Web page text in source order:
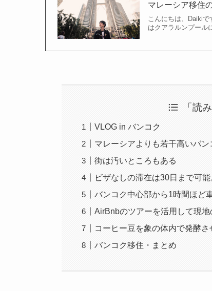
マレーシア移住
こんにちは、Daiki
はクアラルンプール
「読
VLOG in バンコク
マレーシアよりも若干高いバン
街は汚いところもある
ビザなしの滞在は30日まで可能
バンコク中心部から1時間ほど
AirBnbのツアーを活用して現
コーヒー豆を象の体内で発酵
バンコク移住・まとめ